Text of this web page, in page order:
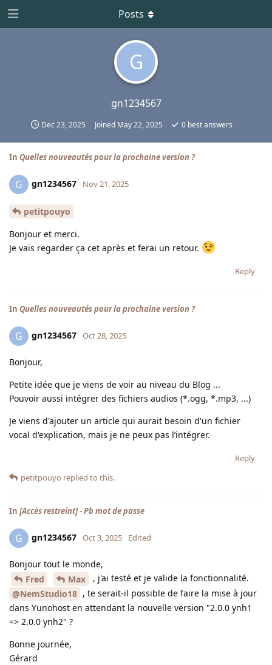
G
gn1234567
Dec 23, 2025 Joined May 22, 2025 0best answers
Posts
In Quelles nouveautés pour la prochaine version ?
G gn1234567 Nov 21, 2025
petitpouyo
Bonjour et merci.
Je vais regarder ça cet après et ferai un retour.
Reply
In Quelles nouveautés pour la prochaine version ?
G gn1234567 Oct 28, 2025
Bonjour,
Petite idée que je viens de voir au niveau du Blog ...
Pouvoir aussi intégrer des fichiers audios (*.ogg, *.mp3, ...)
Je viens d'ajouter un article qui aurait besoin d'un fichier
vocal d'explication, mais je ne peux pas l’intégrer.
Reply
petitpouyo replied to this.
In [Accès restreint] - Pb mot de passe
G gn1234567 Oct 3, 2025 Edited
Bonjour tout le monde,
Fred
Max
, j'ai testé et je valide la fonctionnalité.
@NemStudio18 , te serait-il possible de faire la mise à jour
dans Yunohost en attendant la nouvelle version "2.0.0 ynh1
=> 2.0.0 ynh2" ?
Bonne journée,
Gérard